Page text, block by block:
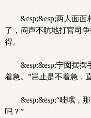
&esp;&esp;两人面
了，闷声不吭地打官司
得。
&esp;&esp;宁囡摆
着急。”岂止是不着急，
&esp;&esp;“哇哦，
吗？”